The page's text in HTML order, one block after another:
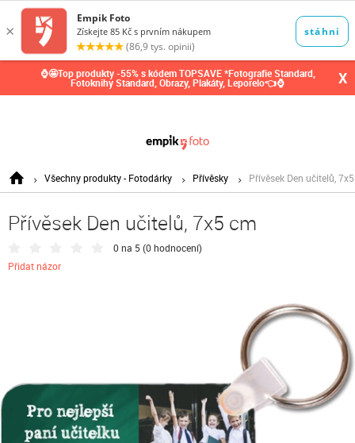
⌚🤩Top produkty -55% s kódem TOPSAVE *Fotografie Standard,
Fotoknihy Standard, Obrazy, Plakáty, Leporelo👈⌚ X
Všechny produkty - Fotodárky Přívěsky Přívěsek Den učitelů,
Přívěsek Den učitelů, 7x5 cm
0 na 5 (0 hodnocení)
Přidat názor